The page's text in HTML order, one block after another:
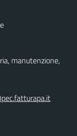
manutenzione,